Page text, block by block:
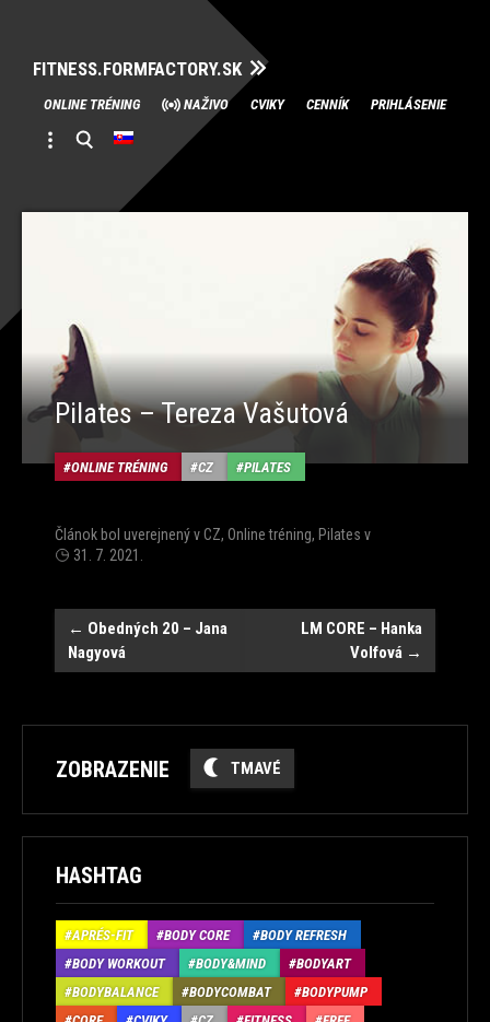
FITNESS.FORMFACTORY.SK
Skip
to
content
ONLINE TRÉNING NAŽIVO CVIKY CENNÍK PRIHLÁSENIE
Pilates – Tereza Vašutová
ONLINE TRÉNING CZ PILATES
Článok bol uverejnený vCZ, Online tréning, Pilates v
31. 7. 2021
Post
navigation
← Obedných 20 – Jana
Nagyová
LM CORE – Hanka
Volfová →
ZOBRAZENIE TMAVÉ
HASHTAG
APRÉS-FIT BODY CORE
BODY REFRESH
BODY WORKOUT
BODY&MIND
BODYART
BODYBALANCE
BODYCOMBAT
BODYPUMP